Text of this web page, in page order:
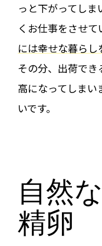
っと下がってし
くお仕事をさせて
には幸せな暮らし
その分、出荷で
高になってしま
いです。
自然
精卵